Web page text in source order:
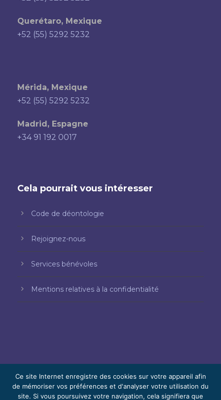
Querétaro, Mexique
+52 (55) 5292 5232
Mérida, Mexique
+52 (55) 5292 5232
Madrid, Espagne
+34 91 192 0017
Cela pourrait vous intéresser
Code de déontologie
Rejoignez-nous
Services bénévoles
Mentions relatives à la confidentialité
© 2026 Bello, Gallardo, Bonequi et García,
Ce site Internet enregistre des cookies sur votre appareil afin
de mémoriser vos préférences et d'analyser votre utilisation du
site. Si vous poursuivez votre navigation, cela signifiera que